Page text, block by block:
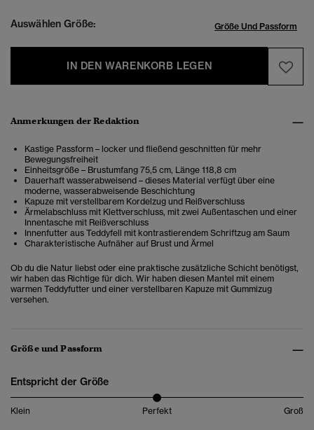
Auswählen Größe: Größe Und Passform
IN DEN WARENKORB LEGEN
Anmerkungen der Redaktion
Kastige Passform – locker und fließend geschnitten für mehr
Bewegungsfreiheit
Einheitsgröße – Brustumfang 75,5 cm, Länge 118,8 cm
Dauerhaft wasserabweisend – dieses Material verfügt über eine
moderne, wasserabweisende Beschichtung
Kapuze mit verstellbarem Kordelzug und Reißverschluss
Ärmelabschluss mit Klettverschluss, mit zwei Außentaschen und einer
Innentasche mit Reißverschluss
Innenfutter aus Teddyfell mit kontrastierendem Schriftzug am Saum
Charakteristische Aufnäher auf Brust und Ärmel
Ob du die Natur liebst oder eine praktische zusätzliche Schicht benötigst,
wir haben das Richtige für dich. Wir haben diesen Mantel mit einem
warmen Teddyfutter und einer verstellbaren Kapuze mit Gummizug
versehen.
Größe und Passform
Entspricht der Größe
Klein Perfekt Groß